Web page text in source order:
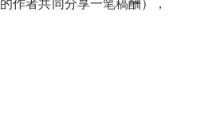
作者共同分享一笔稿酬），